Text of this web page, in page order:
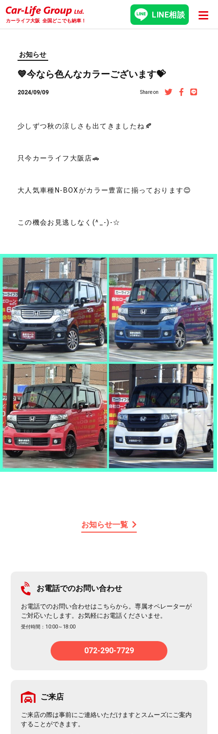
カーライフ大阪 全国どこでも納車！
LINE相談
お知らせ
💙今なら色んなカラーございます💝
2024/09/09 Share on
少しずつ秋の涼しさも出てきましたね🍂
只今カーライフ大阪店🚗
大人気車種N-BOXがカラー豊富に揃っております😊
この機会お見逃しなく(^_-)-☆
お知らせ一覧
お電話でのお問い合わせ
お電話でのお問い合わせはこちらから。専属オペレーターが
ご対応いたします。お気軽にお電話くださいませ。
受付時間：10:00～18:00
072-290-7729
ご来店
ご来店の際は事前にご連絡いただけますとスムーズにご案内
することができます。